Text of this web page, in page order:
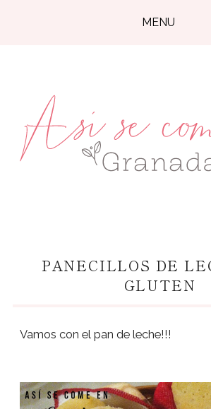
MENU
PANECILLOS DE
GLUTEN
Vamos con el pan de leche!!!